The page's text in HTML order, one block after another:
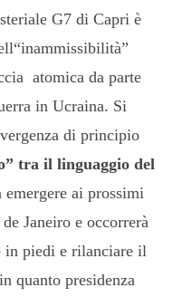
G7 di Capri è
atomica da parte
in Ucraina. Si
di principio
tra il linguaggio del
emergere ai prossimi
Janeiro e occorrerà
in piedi e rilanciare il
quanto presidenza